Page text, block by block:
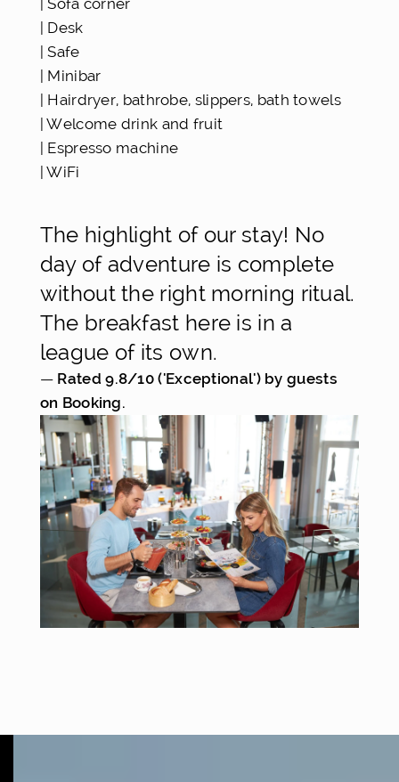
| Desk
| Safe
| Minibar
| Hairdryer, bathrobe, slippers, bath towels
| Welcome drink and fruit
| Espresso machine
| WiFi
The highlight of our stay! No
day of adventure is complete
without the right morning ritual.
The breakfast here is in a
league of its own.
— Rated 9.8/10 ('Exceptional') by guests
on Booking.